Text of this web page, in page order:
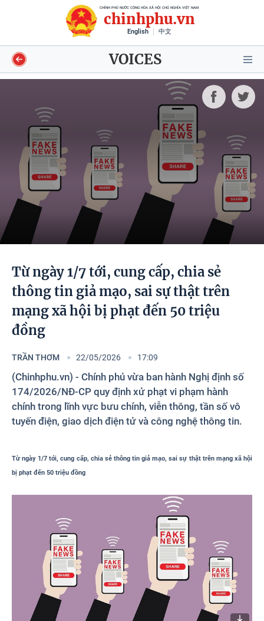
CHÍNH PHỦ NƯỚC CỘNG HÒA XÃ HỘI CHỦ NGHĨA VIỆT NAM
chinhphu.vn
English 中文
VOICES
Video
Voices
Shorts video
Longform
Infographics
Photos
Từ ngày 1/7 tới, cung cấp, chia sẻ
thông tin giả mạo, sai sự thật trên
mạng xã hội bị phạt đến 50 triệu
đồng
TRẦN THƠM 22/05/2026 17:09
(Chinhphu.vn) - Chính phủ vừa ban hành Nghị định số
174/2026/NĐ-CP quy định xử phạt vi phạm hành
chính trong lĩnh vực bưu chính, viễn thông, tần số vô
tuyến điện, giao dịch điện tử và công nghệ thông tin.
Từ ngày 1/7 tới, cung cấp, chia sẻ thông tin giả mạo, sai sự thật trên mạng xã hội
bị phạt đến 50 triệu đồng